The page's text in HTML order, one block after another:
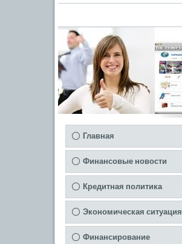
Главная
Финансовые новости
Кредитная политика
Экономическая ситуация
Финансирование